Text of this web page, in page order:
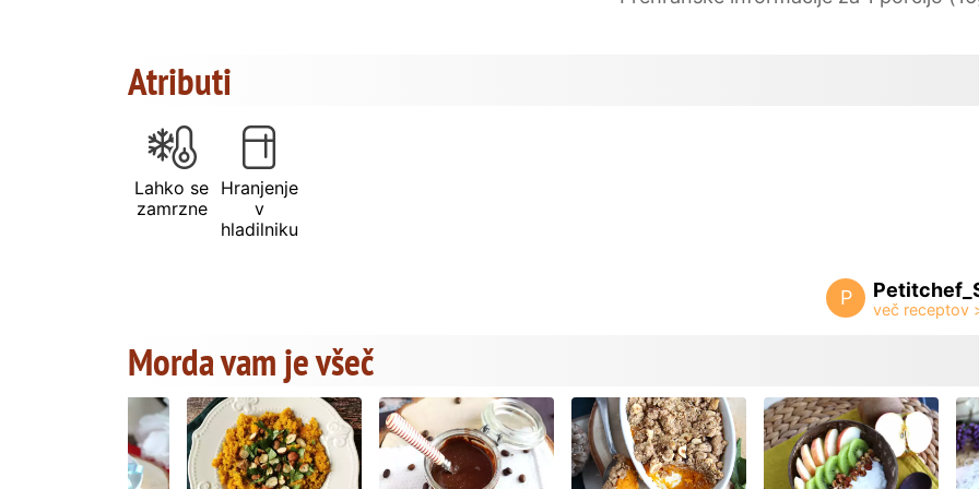
Atributi
Lahko se
zamrzne
Hranjenje
v
hladilniku
P
Morda vam je všeč